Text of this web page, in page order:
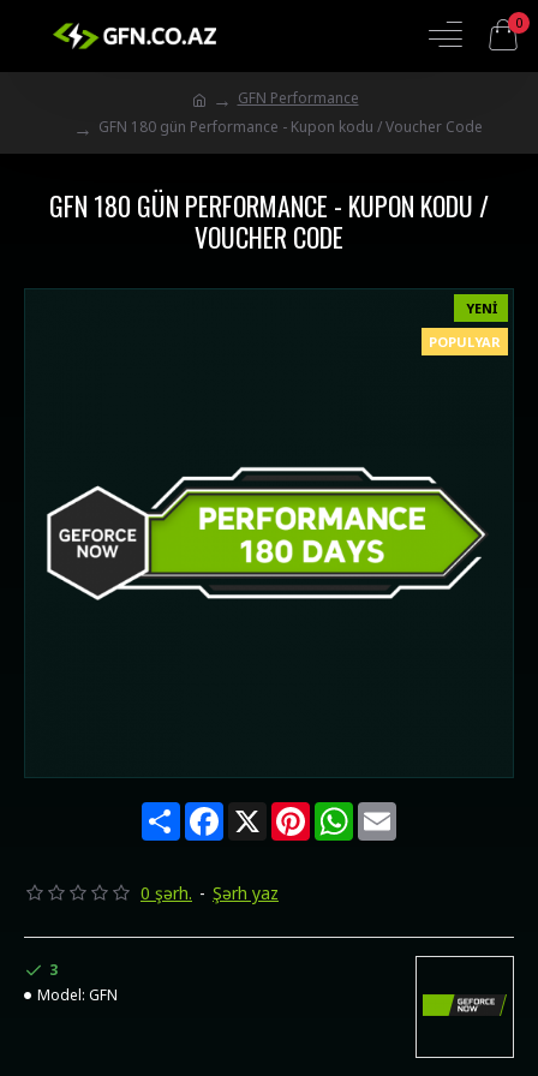
0
GFN Performance
GFN 180 gün Performance - Kupon kodu / Voucher Code
GFN 180 GÜN PERFORMANCE - KUPON KODU /
VOUCHER CODE
YENI
POPULYAR
ShareFacebook
X PinterestWhatsApp
Email
0 şərh. - Şərh yaz
3
Model: GFN